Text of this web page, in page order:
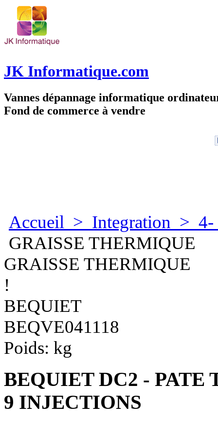
JK Informatique.com
Vannes dépannage informatique
Fond de commerce à vendre
Accueil > Integration > 4-
GRAISSE THERMIQUE
GRAISSE THERMIQUE
!
BEQUIET
BEQVE041118
Poids: kg
BEQUIET DC2 - PATE
9 INJECTIONS